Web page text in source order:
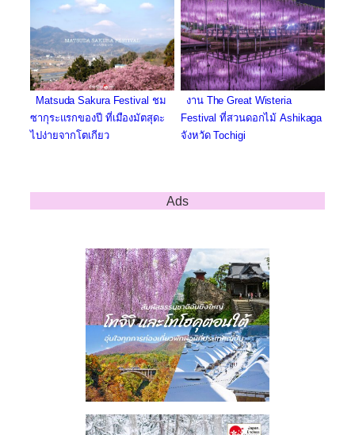
Matsuda Sakura Festival ชม
ซากุระแรกของปี ที่เมืองมัตสุดะ
ไปง่ายจากโตเกียว
งาน The Great Wisteria
Festival ที่สวนดอกไม้ Ashikaga
จังหวัด Tochigi
Ads